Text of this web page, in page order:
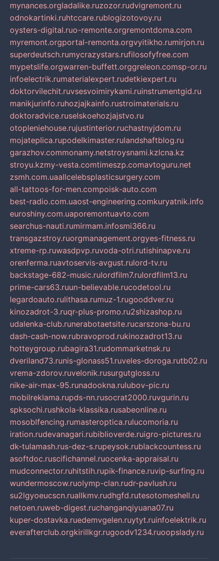
mynances.orgladalike.ruzozor.rudvigremont.ru
odnokartinki.ruhtccare.rublogizotovoy.ru
oysters-digital.ruo-remonte.orgremontdoma.com
myremont.orgportal-remonta.orgvyitikho.rumirjon.ru
superdeutsch.rumycrazystars.rufilosofyfree.com
mypetslife.orgwarren-buffett.orggreleon.comsp-or.ru
infoelectrik.rumaterialexpert.rudetkiexpert.ru
doktorvilechit.ruvsesvoimirykami.ruinstrumentgid.ru
manikjurinfo.ruhozjajkainfo.rustroimaterials.ru
doktoradvice.ruselskoehozjajstvo.ru
otopleniehouse.rujustinterior.ruchastnyjdom.ru
mojateplica.rupodelkimaster.rulandshaftblog.ru
garazhov.commonamy.netstroysnami.kzlcna.kz
stroyu.kzmy-vesta.comtimeszp.comavtoguru.net
zsmh.com.uaallcelebsplasticsurgery.com
all-tattoos-for-men.compoisk-auto.com
best-radio.com.uaost-engineering.comkuryatnik.info
euroshiny.com.uaporemontuavto.com
searchus-nauti.rumirmam.infosmi366.ru
transgazstroy.ruorgmanagement.orgyes-fitness.ru
xtreme-rp.ruwasdpvp.ruvoda-otri.rutishinapve.ru
orenferma.ruavtoservis-avgust.rulord-tv.ru
backstage-682-music.rulordfilm7.rulordfilm13.ru
prime-cars63.ruun-believable.rucodetool.ru
legardoauto.rulithasa.rumuz-1.rugooddver.ru
kinozadrot-3.ruqr-plus-promo.ru2shizashop.ru
udalenka-club.runerabotaetsite.rucarszona-bu.ru
dash-cash-now.rubravoprod.rukinozadrot13.ru
hotteygroup.rubagira31.rudommarketnsk.ru
dveriland73.runis-glonass51.ruveles-doroga.rutb02.ru
vrema-zdorov.ruvelonik.rusurgutgloss.ru
nike-air-max-95.runadookna.rulubov-pic.ru
mobilreklama.rupds-nn.rusocrat2000.ruvgurin.ru
spksochi.rushkola-klassika.rusabeonline.ru
mosoblfencing.rumasteroptica.rulucomoria.ru
iration.rudevanagari.rubiblioverde.ruigro-pictures.ru
dk-tulamash.rus-dez-s.rupeysok.rublackcountess.ru
asoftdoc.ruscifichannel.ruocenka-appraisal.ru
mudconnector.ruhitstih.rupik-finance.ruvip-surfing.ru
wundermoscow.ruolymp-clan.rudr-pavlush.ru
su2lgyoeucscn.ruallkmv.rudhgfd.rutesotomeshell.ru
netoen.ruweb-digest.ruchanganqiyuana07.ru
kuper-dostavka.ruedemvgelen.ruytyt.ruinfoelektrik.ru
everafterclub.orgkirillkgr.rugoodv1234.ruoopslady.ru